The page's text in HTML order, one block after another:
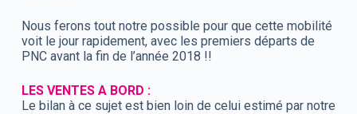
Nous ferons tout notre possible pour que cette mobilité
voit le jour rapidement, avec les premiers départs de
PNC avant la fin de l’année 2018 !!
LES VENTES A BORD :
Le bilan à ce sujet est bien loin de celui estimé par notre